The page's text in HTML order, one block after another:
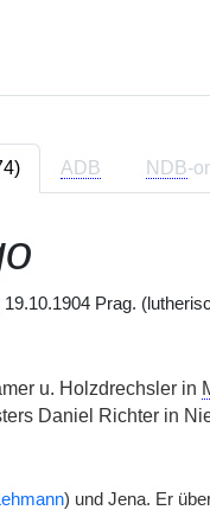
ADB NDB-
19.10.1904 Prag.
u. Holzdrechsler in
Daniel Richter in
) und Jena. Er